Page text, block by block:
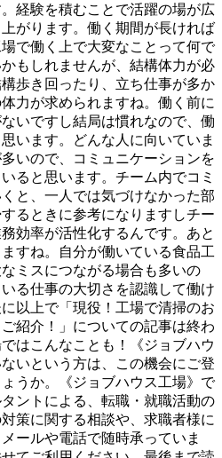
経験を積むことで活躍の場が広
がります。働く期間が長ければ
で働く上で大変なことって何で
もしれませんが、結構体力が必
歩き回ったり、立ち仕事が多か
力が求められますね。働く前に
いですし結局は慣れなので、働
います。どんな人に向いていま
いので、コミュニケーションを
ると思います。チーム内でコミ
と、一人では気づけなかった部
るときに参考になりますしチー
効率が活性化するんです。あと
すね。自分が働いている食品工
ミスにつながる場合も多いの
る仕事の大切さを認識して働け
以上で「現役！工場で清掃のお
紹介！」についての記事は終わ
はこんなことも！《ジョブハウ
いという方は、この機会にご登
うか。《ジョブハウス工場》で
ントによる、転職・就職活動の
策に関する相談や、求職者様に
ールや電話で随時承っていま